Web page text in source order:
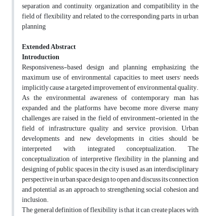
separation and continuity, organization and compatibility in the
field of flexibility and related to the corresponding parts in urban
planning
Extended Abstract
Introduction
Responsiveness-based design and planning emphasizing the
maximum use of environmental capacities to meet users' needs
implicitly cause a targeted improvement of environmental quality.
As the environmental awareness of contemporary man has
expanded and the platforms have become more diverse, many
challenges are raised in the field of environment-oriented in the
field of infrastructure quality and service provision. Urban
developments and new developments in cities should be
interpreted with integrated conceptualization. The
conceptualization of interpretive flexibility in the planning and
designing of public spaces in the city is used as an interdisciplinary
perspective in urban space design to open and discuss its connection
and potential as an approach to strengthening social cohesion and
inclusion.
The general definition of flexibility is that it can create places with